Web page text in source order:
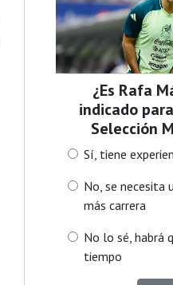
¿Es Rafa
indicado
Selección
Sí, tiene
No, se necesita
más carrera
No lo sé, habrá
tiempo